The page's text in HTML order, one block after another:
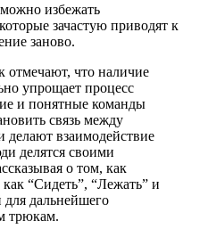
избежать
зачастую приводят к
заново.
отмечают, что наличие
упрощает процесс
и понятные команды
связь между
делают взаимодействие
делятся своими
о том, как
“Сидеть”, “Лежать” и
для дальнейшего
трюкам.